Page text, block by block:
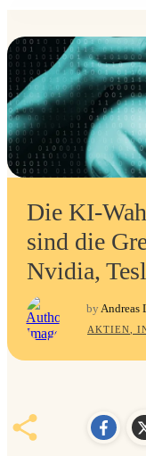
Die KI-
sind die
Nvidia,
byAndreas
AKTIEN